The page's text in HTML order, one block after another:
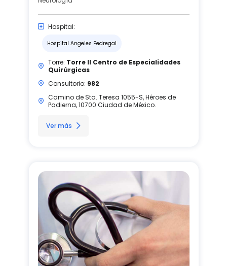
Hospital:
Hospital Angeles Pedregal
Torre: Torre II Centro de Especialidades
Quirúrgicas
Consultorio: 982
Camino de Sta. Teresa 1055-S, Héroes de
Padierna, 10700 Ciudad de México.
Ver más